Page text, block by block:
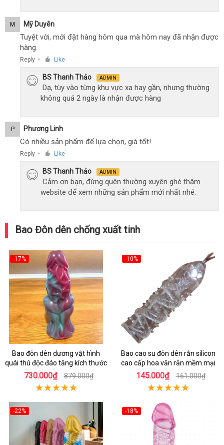
M Mỹ Duyên
Tuyệt vời, mới đặt hàng hôm qua mà hôm nay đã nhận được
hàng.
Reply ● Like
BS Thanh Thảo ADMIN
Dạ, tùy vào từng khu vực xa hay gần, nhưng thường
không quá 2 ngày là nhận được hàng
P Phương Linh
Có nhiều sản phẩm để lựa chọn, giá tốt!
Reply ● Like
BS Thanh Thảo ADMIN
Cảm ơn bạn, đừng quên thường xuyên ghé thăm
website để xem những sản phẩm mới nhất nhé.
Bao Đôn dên chống xuất tinh
-17%
Bao đôn dên dương vật hình
quái thú độc đáo tăng kích thước
730.000₫ 879.000₫
-10%
Bao cao su đôn dên rắn silicon
cao cấp hoa văn rắn mềm mại
145.000₫ 161.000₫
-22% -18%